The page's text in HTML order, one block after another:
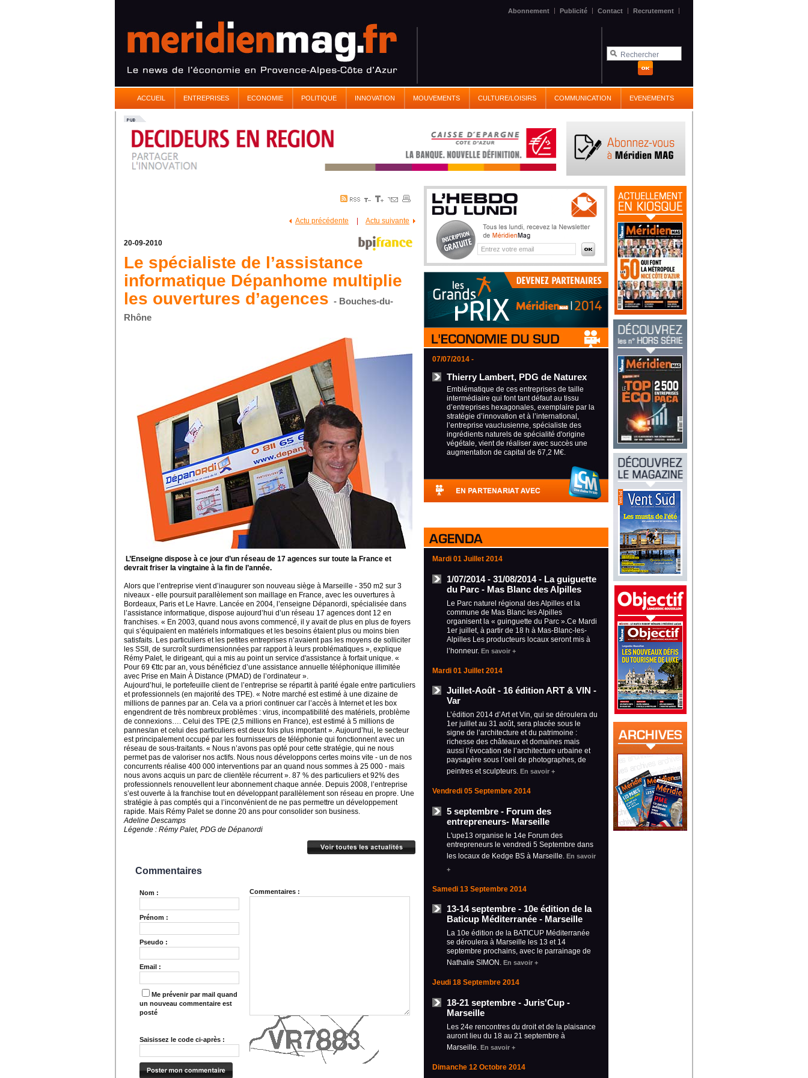
Abonnement | Publicité | Contact | Recrutement |
ACCUEIL ENTREPRISES ECONOMIE POLITIQUE INNOVATION MOUVEMENTS CULTURE/LOISIRS COMMUNICATION EVENEMENTS
Actu précédente Actu suivante
20-09-2010
Le spécialiste de l’assistance
informatique Dépanhome multiplie
les ouvertures d’agences - Bouches-du-
Rhône
L’Enseigne dispose à ce jour d’un réseau de 17 agences sur toute la France et
devrait friser la vingtaine à la fin de l’année.
Alors que l’entreprise vient d’inaugurer son nouveau siège à Marseille - 350 m2 sur 3
niveaux - elle poursuit parallèlement son maillage en France, avec les ouvertures à
Bordeaux, Paris et Le Havre. Lancée en 2004, l’enseigne Dépanordi, spécialisée dans
l’assistance informatique, dispose aujourd’hui d’un réseau 17 agences dont 12 en
franchises. « En 2003, quand nous avons commencé, il y avait de plus en plus de foyers
qui s’équipaient en matériels informatiques et les besoins étaient plus ou moins bien
satisfaits. Les particuliers et les petites entreprises n’avaient pas les moyens de solliciter
les SSII, de surcroît surdimensionnées par rapport à leurs problématiques », explique
Rémy Palet, le dirigeant, qui a mis au point un service d'assistance à forfait unique. «
Pour 69 €ttc par an, vous bénéficiez d’une assistance annuelle téléphonique illimitée
avec Prise en Main À Distance (PMAD) de l’ordinateur ».
Aujourd’hui, le portefeuille client de l’entreprise se répartit à parité égale entre particuliers
et professionnels (en majorité des TPE). « Notre marché est estimé à une dizaine de
millions de pannes par an. Cela va a priori continuer car l’accès à Internet et les box
engendrent de très nombreux problèmes : virus, incompatibilité des matériels, problème
de connexions…. Celui des TPE (2,5 millions en France), est estimé à 5 millions de
pannes/an et celui des particuliers est deux fois plus important ». Aujourd’hui, le secteur
est principalement occupé par les fournisseurs de téléphonie qui fonctionnent avec un
réseau de sous-traitants. « Nous n’avons pas opté pour cette stratégie, qui ne nous
permet pas de valoriser nos actifs. Nous nous développons certes moins vite - un de nos
concurrents réalise 400 000 interventions par an quand nous sommes à 25 000 - mais
nous avons acquis un parc de clientèle récurrent ». 87 % des particuliers et 92% des
professionnels renouvellent leur abonnement chaque année. Depuis 2008, l’entreprise
s’est ouverte à la franchise tout en développant parallèlement son réseau en propre. Une
stratégie à pas comptés qui a l’inconvénient de ne pas permettre un développement
rapide. Mais Rémy Palet se donne 20 ans pour consolider son business.
Adeline Descamps
Légende : Rémy Palet, PDG de Dépanordi
Commentaires
Nom :
Prénom :
Pseudo :
Email :
Me prévenir par mail quand
un nouveau commentaire est
posté
Saisissez le code ci-après :
Commentaires :
07/07/2014 -
Thierry Lambert, PDG de Naturex
Emblématique de ces entreprises de taille
intermédiaire qui font tant défaut au tissu
d’entreprises hexagonales, exemplaire par la
stratégie d’innovation et à l’international,
l’entreprise vauclusienne, spécialiste des
ingrédients naturels de spécialité d'origine
végétale, vient de réaliser avec succès une
augmentation de capital de 67,2 M€.
Mardi 01 Juillet 2014
1/07/2014 - 31/08/2014 - La guiguette
du Parc - Mas Blanc des Alpilles
Le Parc naturel régional des Alpilles et la
commune de Mas Blanc les Alpilles
organisent la « guinguette du Parc ».Ce Mardi
1er juillet, à partir de 18 h à Mas-Blanc-les-
Alpilles Les producteurs locaux seront mis à
l’honneur. En savoir +
Mardi 01 Juillet 2014
Juillet-Août - 16 édition ART & VIN -
Var
L’édition 2014 d’Art et Vin, qui se déroulera du
1er juillet au 31 août, sera placée sous le
signe de l’architecture et du patrimoine :
richesse des châteaux et domaines mais
aussi l’évocation de l’architecture urbaine et
paysagère sous l’oeil de photographes, de
peintres et sculpteurs. En savoir +
Vendredi 05 Septembre 2014
5 septembre - Forum des
entrepreneurs- Marseille
L'upe13 organise le 14e Forum des
entrepreneurs le vendredi 5 Septembre dans
les locaux de Kedge BS à Marseille. En savoir
+
Samedi 13 Septembre 2014
13-14 septembre - 10e édition de la
Baticup Méditerranée - Marseille
La 10e édition de la BATICUP Méditerranée
se déroulera à Marseille les 13 et 14
septembre prochains, avec le parrainage de
Nathalie SIMON. En savoir +
Jeudi 18 Septembre 2014
18-21 septembre - Juris'Cup -
Marseille
Les 24e rencontres du droit et de la plaisance
auront lieu du 18 au 21 septembre à
Marseille. En savoir +
Dimanche 12 Octobre 2014